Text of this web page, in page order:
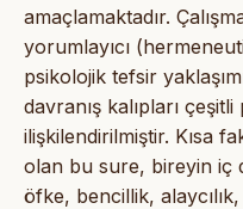
amaçlamaktadır.
yorumlayıcı
psikolojik tefsir
davranış kalıpları
ilişkilendirilmiştir. Kısa
olan bu sure, bireyin iç
öfke, bencillik,